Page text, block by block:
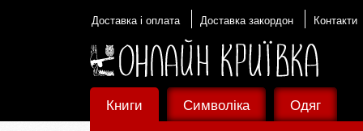
Доставка і оплата Доставка закордон Контакти
Книги Символіка Одяг